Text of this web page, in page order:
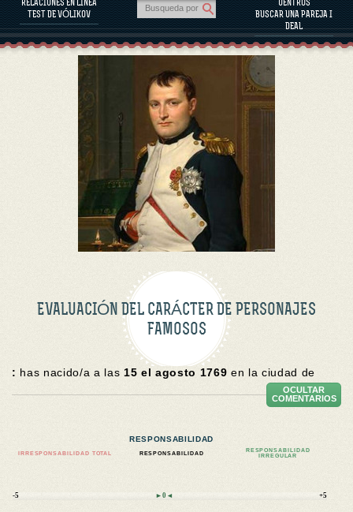
TEST DE VÓLIKOV
BUSCAR UNA PAREJA I
DEAL
PROGNOSIS Y ANALÍTICA
EVALUACIÓN DEL CARÁCTER DE PERSONAJES
FAMOSOS
: has nacido/a a las 15 el agosto 1769 en la ciudad de
OCULTAR
COMENTARIOS
RESPONSABILIDAD
IRRESPONSABILIDAD TOTAL RESPONSABILIDAD
RESPONSABILIDAD
IRREGULAR
-5 ►0◄ +5